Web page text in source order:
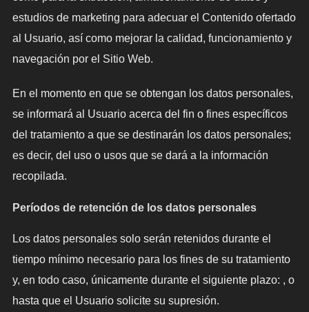
estudios de marketing para adecuar el Contenido ofertado
al Usuario, así como mejorar la calidad, funcionamiento y
navegación por el Sitio Web.
En el momento en que se obtengan los datos personales,
se informará al Usuario acerca del fin o fines específicos
del tratamiento a que se destinarán los datos personales;
es decir, del uso o usos que se dará a la información
recopilada.
Períodos de retención de los datos personales
Los datos personales solo serán retenidos durante el
tiempo mínimo necesario para los fines de su tratamiento
y, en todo caso, únicamente durante el siguiente plazo: , o
hasta que el Usuario solicite su supresión.